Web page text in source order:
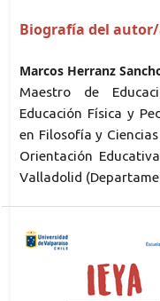
Biografía del
Marcos Herranz
Maestro de
Educación Física y
en Filosofía y
Orientación
Valladolid